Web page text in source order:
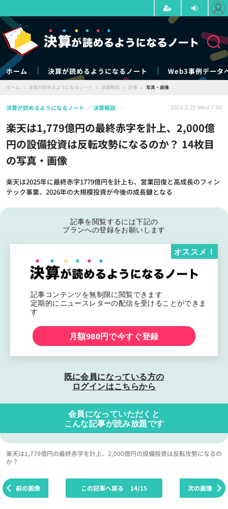
ホーム 決算が読めるようになるノート Web3事例データ
ホーム › 決算が読めるようになるノート › 決算解説 › 記事 › 写真・画像
楽天は1,779億円の最終赤字を計上、2,000億
円の設備投資は反転攻勢になるのか？ 14枚目
の写真・画像
楽天は2025年に最終赤字1779億円を計上も、営業回復と高成長のフィン
テック事業、2026年の大規模投資が今後の成長鍵となる
決算が読めるようになるノート 決算解説 2026.2.25 Wed 7:00
記事を閲覧するには下記の
プランへの登録をお願いします
記事コンテンツを無制限に閲覧できます
定期的にニュースレターの配信を受けることができま
す
オススメ！
月額980円で今すぐ登録
既に会員になっている方の
ログインはこちらから
会員になっていただくと
こんな記事が読み放題です
楽天は1,779億円の最終赤字を計上、2,000億円の設備投資は反転攻勢になるの
か？
前の画像 次の画像
この記事へ戻る 14/15